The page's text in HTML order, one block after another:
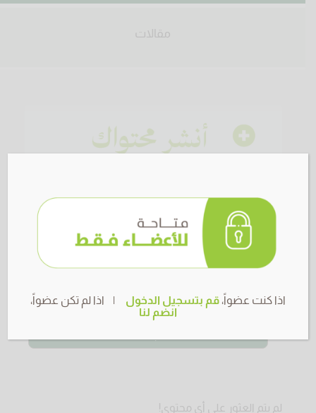
مقالات
لم يتم العثور على أي محتوى!
اذا كنت عضواً، قم بتسجيل الدخول
| اذا لم تكن عضواً،
انضم لنا